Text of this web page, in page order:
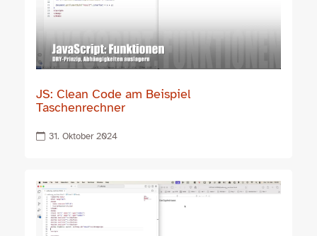
JS: Clean Code am Beispiel
Taschenrechner
31. Oktober 2024